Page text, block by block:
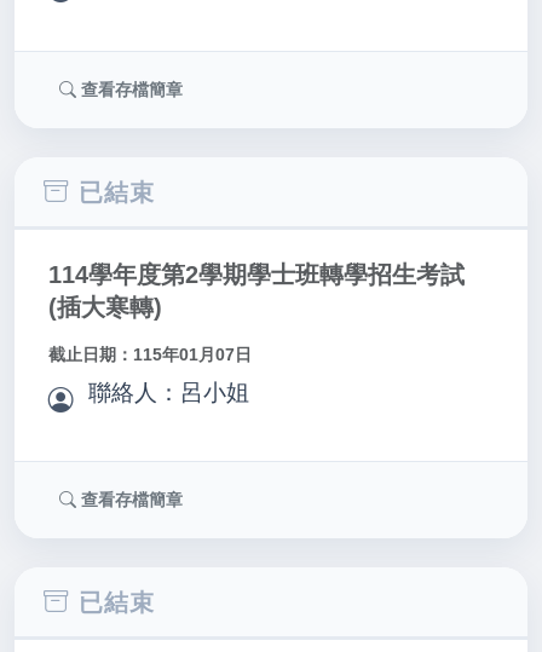
查看存檔簡章
已結束
114學年度第2學期學士班轉學招生考試
(插大寒轉)
截止日期：115年01月07日
聯絡人：呂小姐
查看存檔簡章
已結束